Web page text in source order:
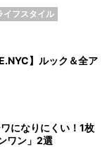
イフスタイル
】ルック＆全ア
になりにくい！1枚
ワン」2選